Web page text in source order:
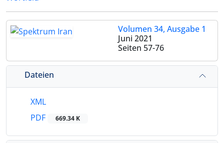
Volumen 34, Ausgabe 1
Juni 2021
Seiten 57-76
Dateien
XML
PDF
669.34 K